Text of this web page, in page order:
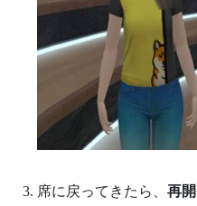
席に戻ってきたら、 再開